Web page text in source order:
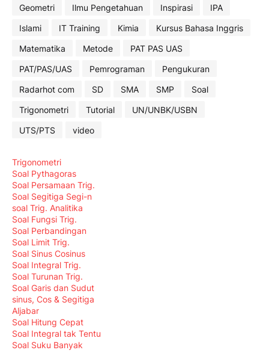
Geometri Ilmu Pengetahuan Inspirasi
IPA
Islami
IT Training Kimia
Kursus Bahasa Inggris
Matematika
Metode
PAT PAS UAS
PAT/PAS/UAS
Pemrograman
Pengukuran
Radarhot com
SD SMA SMP
Soal
Trigonometri
Tutorial
UN/UNBK/USBN
UTS/PTS
video
Trigonometri
Soal Pythagoras
Soal Persamaan Trig.
Soal Segitiga Segi-n
soal Trig. Analitika
Soal Fungsi Trig.
Soal Perbandingan
Soal Limit Trig.
Soal Sinus Cosinus
Soal Integral Trig.
Soal Turunan Trig.
Soal Garis dan Sudut
sinus, Cos & Segitiga
Aljabar
Soal Hitung Cepat
Soal Integral tak Tentu
Soal Suku Banyak